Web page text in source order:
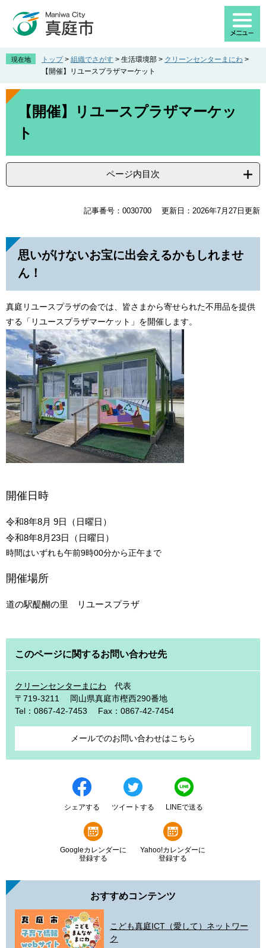
先
。
を
て
現在地 トップ > 組織でさがす > 生活環境部 > クリーンセンターまにわ >
【開催】リユースプラザマーケット
本
【開催】リユースプラザマーケッ
ト
ページ内目次
記事番号：0030700 更新日：2026年7月27日更新
思いがけないお宝に出会えるかもしれませ
ん！
真庭リユースプラザの会では、皆さまから寄せられた不用品を提供
する「リユースプラザマーケット」を開催します。
開催日時
令和8年8月 9日（日曜日）
令和8年8月23日（日曜日）
時間はいずれも午前9時00分から正午まで
開催場所
道の駅醍醐の里 リユースプラザ
このページに関するお問い合わせ先
クリーンセンターまにわ
代表
〒719-3211
岡山県真庭市樫西290番地
Tel：0867-42-7453
Fax：0867-42-7454
メールでのお問い合わせはこちら
シェアする ツイートする LINEで送る
Googleカレンダーに
登録する
Yahoo!カレンダーに
登録する
おすすめコンテンツ
こども真庭ICT（愛して）ネットワー
ク